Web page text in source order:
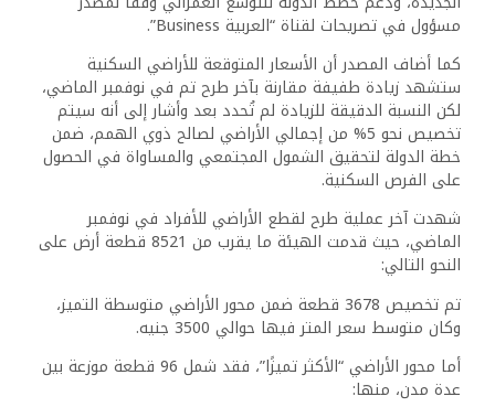
مسؤول في تصريحات لقناة “العربية Business”.
كما أضاف المصدر أن الأسعار المتوقعة للأراضي السكنية
ستشهد زيادة طفيفة مقارنة بآخر طرح تم في نوفمبر الماضي،
لكن النسبة الدقيقة للزيادة لم تُحدد بعد وأشار إلى أنه سيتم
تخصيص نحو 5% من إجمالي الأراضي لصالح ذوي الهمم، ضمن
خطة الدولة لتحقيق الشمول المجتمعي والمساواة في الحصول
على الفرص السكنية.
شهدت آخر عملية طرح لقطع الأراضي للأفراد في نوفمبر
الماضي، حيث قدمت الهيئة ما يقرب من 8521 قطعة أرض على
النحو التالي:
تم تخصيص 3678 قطعة ضمن محور الأراضي متوسطة التميز،
وكان متوسط سعر المتر فيها حوالي 3500 جنيه.
أما محور الأراضي “الأكثر تميزًا”، فقد شمل 96 قطعة موزعة بين
عدة مدن، منها: